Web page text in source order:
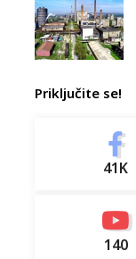
Priključite se!
41K
140